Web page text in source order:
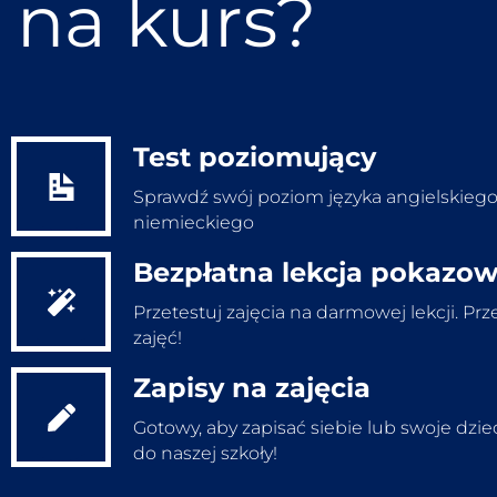
na kurs?
Test poziomujący
Sprawdź swój poziom języka
niemieckiego
Wypełnij test
Bezpłatna lekcja
Przetestuj zajęcia na darmowej lekcji.
zajęć!
Bezpłatna lekcja
Zapisy na zajęcia
Gotowy, aby zapisać siebie lub swoje
do naszej szkoły!